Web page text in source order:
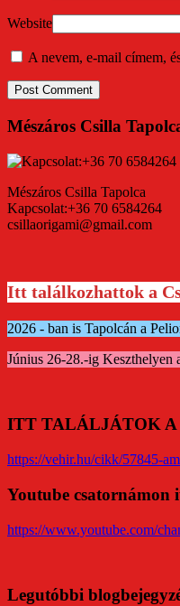
Website
A nevem, e-mail címem,
Mészáros Csilla
Mészáros Csilla Tapolca
Kapcsolat:+36 70 6584264
csillaorigami@gmail.com
Itt találkozhattok a
2026 - ban is Tapolcán a
Június 26-28.-ig Keszthelyen
ITT TALÁLJÁTOK A
https://vehir.hu/cikk/57845-
Youtube csatornámon
https://www.youtube.com/
Legutóbbi